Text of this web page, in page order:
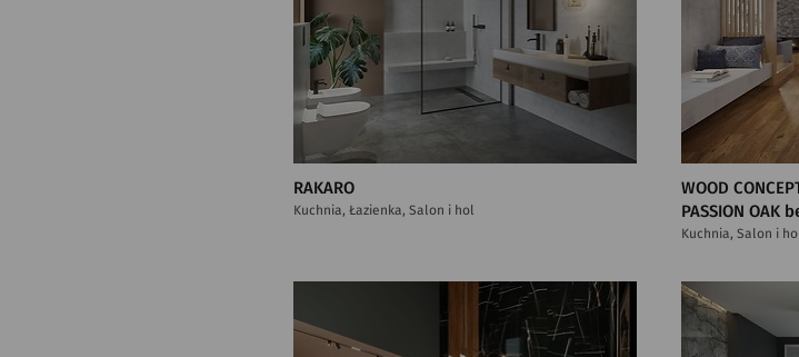
RAKARO
Kuchnia, Łazienka, Salon i hol
WOOD
PASSION OAK
Kuchnia, Salon i hol